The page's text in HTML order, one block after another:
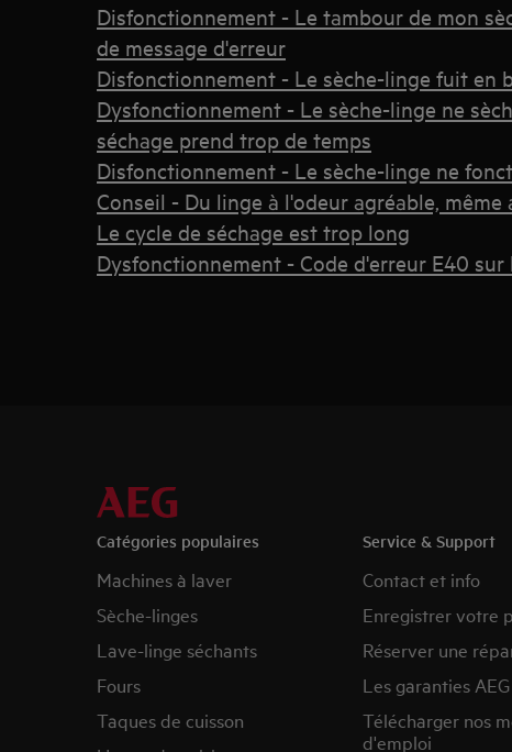
Disfonctionnement - Le tambour de mon
de message d'erreur
Disfonctionnement - Le sèche-linge fuit en
Dysfonctionnement - Le sèche-linge ne
séchage prend trop de temps
Disfonctionnement - Le sèche-linge ne
Conseil - Du linge à l'odeur agréable,
Le cycle de séchage est trop long
Dysfonctionnement - Code d'erreur E40 sur
Catégories populaires
Machines à laver
Sèche-linges
Lave-linge séchants
Fours
Taques de cuisson
Service & Support
Contact et info
Enregistrer votre
Réserver une
Les garanties AEG
Télécharger nos
d'emploi